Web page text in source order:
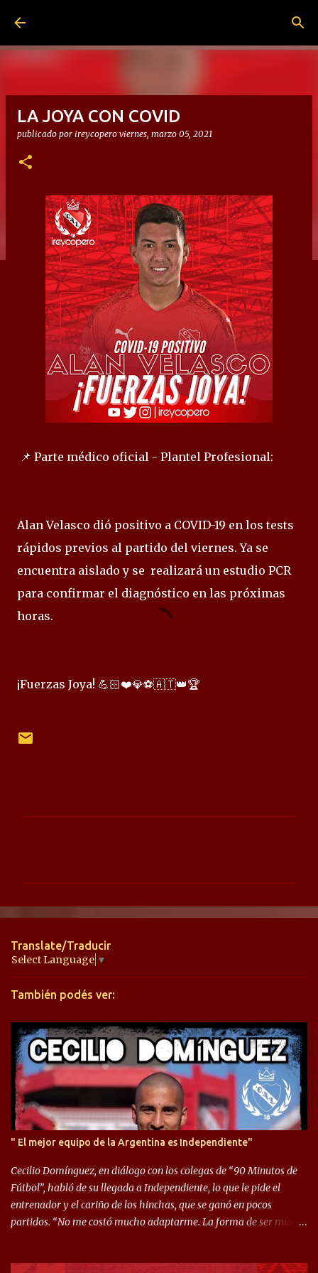
LA JOYA CON COVID
publicado por ireycopero viernes, marzo 05, 2021
📌 Parte médico oficial - Plantel Profesional:
Alan Velasco dió positivo a COVID-19 en los tests
rápidos previos al partido del viernes. Ya se
encuentra aislado y se realizará un estudio PCR
para confirmar el diagnóstico en las próximas
horas.
¡Fuerzas Joya! 💪🏻❤️💎⚽🇦🇹👑🏆
n
a
r
i
s
Translate/Traducir
Select Language ▼
También podés ver:
" El mejor equipo de la Argentina es Independiente"
Cecilio Domínguez, en diálogo con los colegas de “90 Minutos de
Fútbol”, habló de su llegada a Independiente, lo que le pide el
entrenador y el cariño de los hinchas, que se ganó en pocos
partidos. “No me costó mucho adaptarme. La forma de ser mía